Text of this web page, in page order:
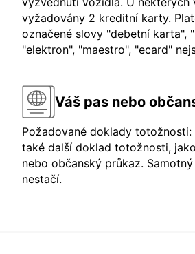
vyžadovány 2 kreditní karty.
označené slovy "debetní karta",
"elektron", "maestro", "ecard"
Váš pas nebo
Požadované doklady totožnosti:
také další doklad totožnosti,
nebo občanský průkaz.
nestačí.